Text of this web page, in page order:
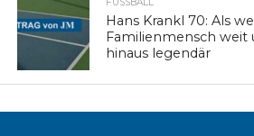
Hans Krankl 70: Als
Familienmensch weit
hinaus legendär